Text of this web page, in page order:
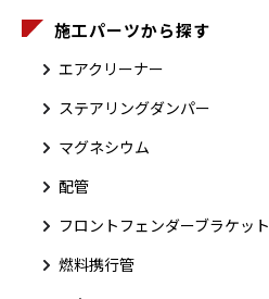
施工パーツから探す
エアクリーナー
ステアリングダンパー
マグネシウム
配管
フロントフェンダーブラケット
燃料携行管